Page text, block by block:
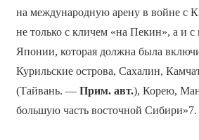
на международную арену в войне с
не только с кличем «на Пекин», а и с
Японии, которая должна была
Курильские острова, Сахалин,
(Тайвань. — Прим. авт.), Корею,
большую часть восточной Сибири»7.